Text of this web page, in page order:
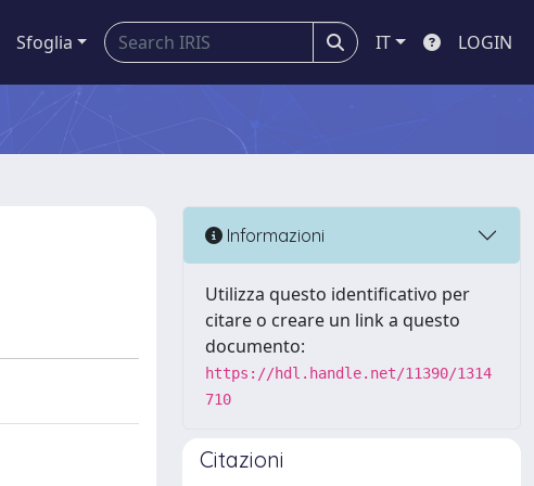
Sfoglia IT LOGIN
Informazioni
Utilizza questo identificativo per
citare o creare un link a questo
documento:
https://hdl.handle.net/11390/1314
710
Citazioni